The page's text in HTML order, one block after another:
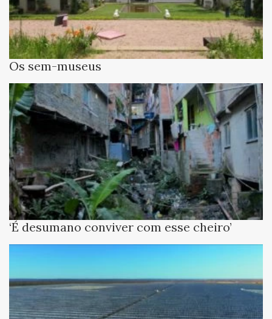
Os sem-museus
‘É desumano conviver com esse cheiro’